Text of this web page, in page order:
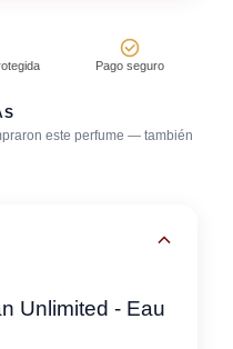
Pago seguro
este perfume — también
/
Salida casual de
Unlimited - Eau